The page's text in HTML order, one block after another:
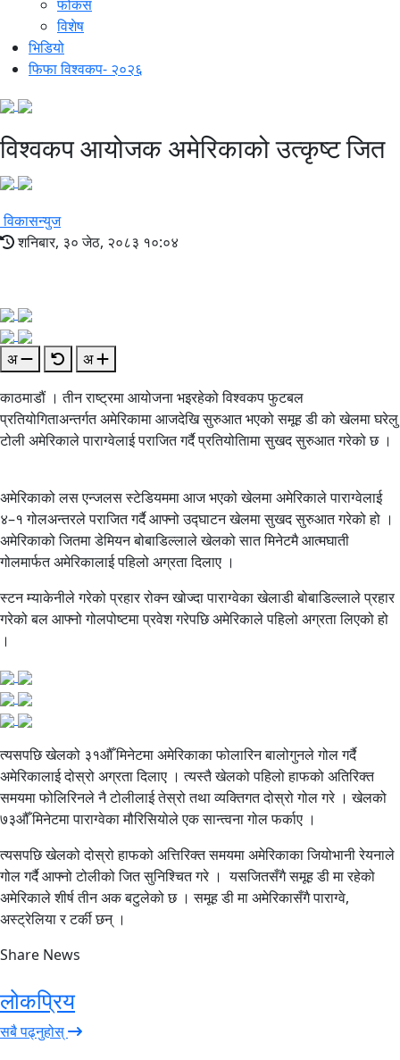
फोकस
विशेष
भिडियो
फिफा विश्वकप- २०२६
विश्वकप आयोजक अमेरिकाको उत्कृष्ट जित
विकासन्युज
शनिबार, ३० जेठ, २०८३ १०:०४
अ
अ
काठमाडौं । तीन राष्ट्रमा आयोजना भइरहेको विश्वकप फुटबल
प्रतियोगिताअन्तर्गत अमेरिकामा आजदेखि सुरुआत भएको समूह डी को खेलमा घरेलु
टोली अमेरिकाले पाराग्वेलाई पराजित गर्दै प्रतियोतिामा सुखद सुरुआत गरेको छ ।
अमेरिकाको लस एन्जलस स्टेडियममा आज भएको खेलमा अमेरिकाले पाराग्वेलाई
४–१ गोलअन्तरले पराजित गर्दै आफ्नो उद्घाटन खेलमा सुखद सुरुआत गरेको हो ।
अमेरिकाको जितमा डेमियन बोबाडिल्लाले खेलको सात मिनेटमै आत्मघाती
गोलमार्फत अमेरिकालाई पहिलो अग्रता दिलाए ।
स्टन म्याकेनीले गरेको प्रहार रोक्न खोज्दा पाराग्वेका खेलाडी बोबाडिल्लाले प्रहार
गरेको बल आफ्नो गोलपोष्टमा प्रवेश गरेपछि अमेरिकाले पहिलो अग्रता लिएको हो
।
त्यसपछि खेलको ३१औँ मिनेटमा अमेरिकाका फोलारिन बालोगुनले गोल गर्दै
अमेरिकालाई दोस्रो अग्रता दिलाए । त्यस्तै खेलको पहिलो हाफको अतिरिक्त
समयमा फोलिरिनले नै टोलीलाई तेस्रो तथा व्यक्तिगत दोस्रो गोल गरे । खेलको
७३औँ मिनेटमा पाराग्वेका मौरिसियोले एक सान्त्वना गोल फर्काए ।
त्यसपछि खेलको दोस्रो हाफको अत्तिरिक्त समयमा अमेरिकाका जियोभानी रेयनाले
गोल गर्दै आफ्नो टोलीको जित सुनिश्चित गरे । यसजितसँगै समूह डी मा रहेको
अमेरिकाले शीर्ष तीन अक बटुलेको छ । समूह डी मा अमेरिकासँगै पाराग्वे,
अस्ट्रेलिया र टर्की छन् ।
Share News
लोकप्रिय
सबै पढ्नुहोस्